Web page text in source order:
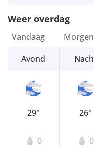
Weer overdag
Vandaag
Avond
29°
0
Morgen
26°
0